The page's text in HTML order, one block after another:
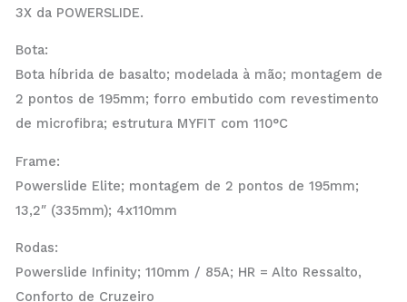
3X da POWERSLIDE.
Bota:
Bota híbrida de basalto; modelada à mão; montagem de
2 pontos de 195mm; forro embutido com revestimento
de microfibra; estrutura MYFIT com 110°C
Frame:
Powerslide Elite; montagem de 2 pontos de 195mm;
13,2″ (335mm); 4x110mm
Rodas:
Powerslide Infinity; 110mm / 85A; HR = Alto Ressalto,
Conforto de Cruzeiro